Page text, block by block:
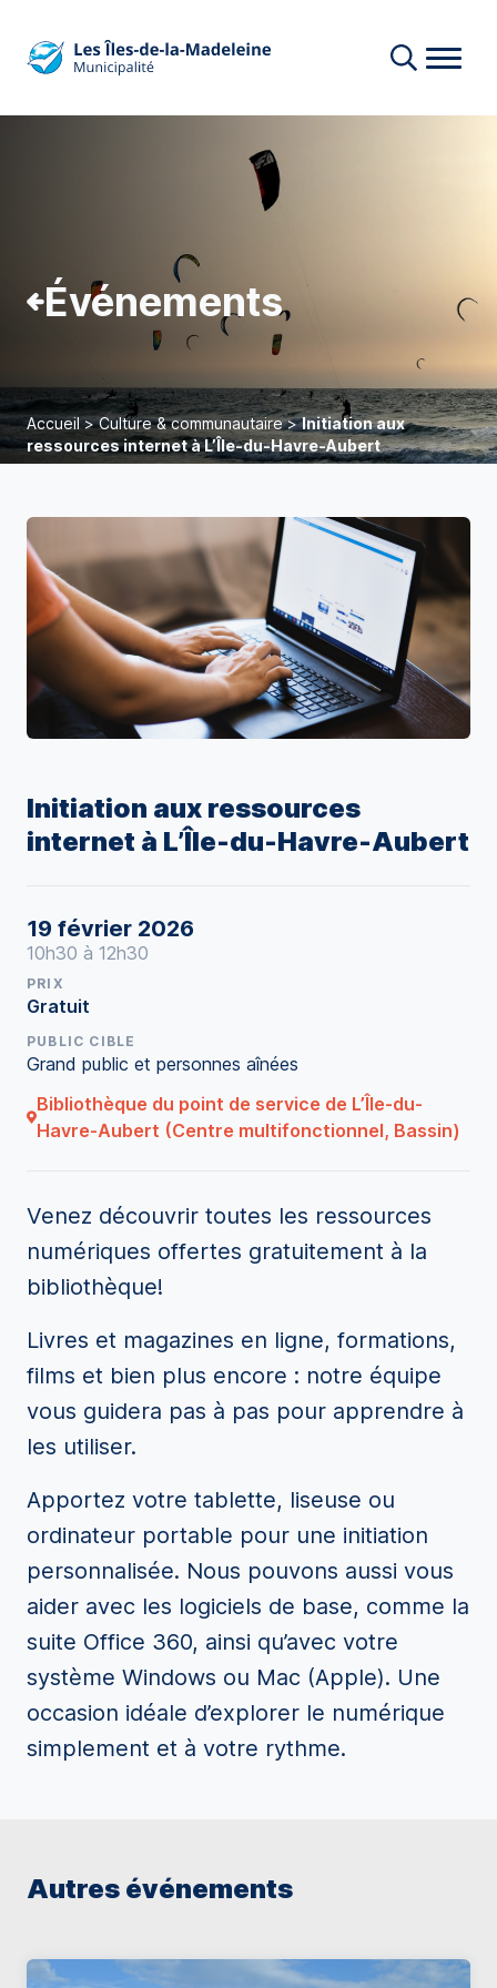
Événements
Accueil>Culture & communautaire>Initiation aux
ressources internet à L’Île-du-Havre-Aubert
Initiation aux ressources
internet à L’Île-du-Havre-Aubert
19 février 2026
10h30 à 12h30
PRIX
Gratuit
PUBLIC CIBLE
Grand public et personnes aînées
Bibliothèque du point de service de L’Île-du-
Havre-Aubert (Centre multifonctionnel, Bassin)
Venez découvrir toutes les ressources
numériques offertes gratuitement à la
bibliothèque!
Livres et magazines en ligne, formations,
films et bien plus encore : notre équipe
vous guidera pas à pas pour apprendre à
les utiliser.
Apportez votre tablette, liseuse ou
ordinateur portable pour une initiation
personnalisée. Nous pouvons aussi vous
aider avec les logiciels de base, comme la
suite Office 360, ainsi qu’avec votre
système Windows ou Mac (Apple). Une
occasion idéale d’explorer le numérique
simplement et à votre rythme.
Autres événements